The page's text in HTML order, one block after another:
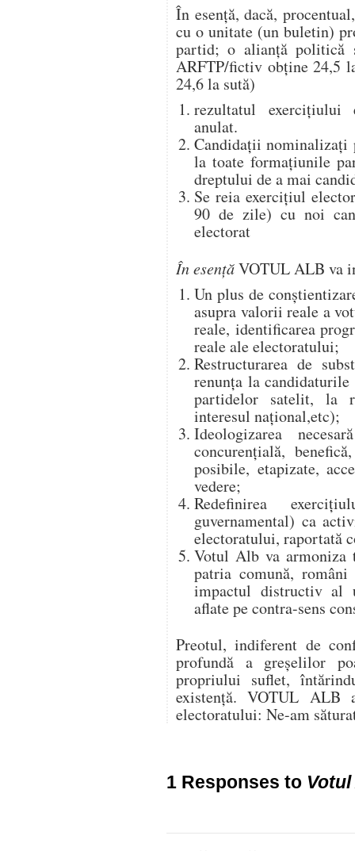
În esenţă, dacă,
cu o unitate (un buletin)
partid; o alianţă politică
ARFTP/fictiv obţine 24,5
24,6 la sută)
rezultatul exerciţiului
anulat.
Candidaţii nominalizaţi
la toate formaţiunile
dreptului de a mai
Se reia exerciţiul
90 de zile) cu noi
electorat
În esenţăVOTUL ALB va
Un plus de
asupra valorii reale a
reale, identificarea
reale ale electoratului;
Restructurarea de
renunţa la
partidelor satelit, la
interesul naţional,etc);
Ideologizarea
concurenţială,
posibile, etapizate,
vedere;
Redefinirea
guvernamental) ca
electoratului, raportată
Votul Alb va armoniza
patria comună,
impactul distructiv al
aflate pe contra-sens
Preotul, indiferent de
profundă a greşelilor
propriului suflet,
existenţă. VOTUL
electoratului: Ne-am
1 Responses to